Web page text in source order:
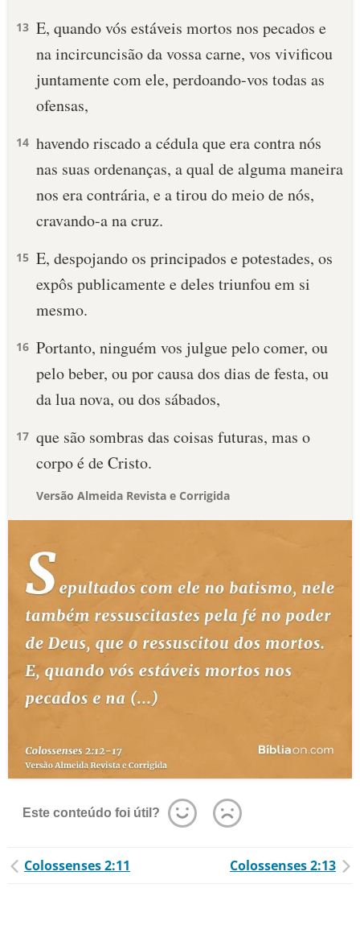
13 E, quando vós estáveis mortos nos pecados e
na incircuncisão da vossa carne, vos vivificou
juntamente com ele, perdoando-vos todas as
ofensas,
14 havendo riscado a cédula que era contra nós
nas suas ordenanças, a qual de alguma maneira
nos era contrária, e a tirou do meio de nós,
cravando-a na cruz.
15 E, despojando os principados e potestades, os
expôs publicamente e deles triunfou em si
mesmo.
16 Portanto, ninguém vos julgue pelo comer, ou
pelo beber, ou por causa dos dias de festa, ou
da lua nova, ou dos sábados,
17 que são sombras das coisas futuras, mas o
corpo é de Cristo.
Versão Almeida Revista e Corrigida
Este conteúdo foi útil?
Colossenses 2:11 Colossenses 2:13